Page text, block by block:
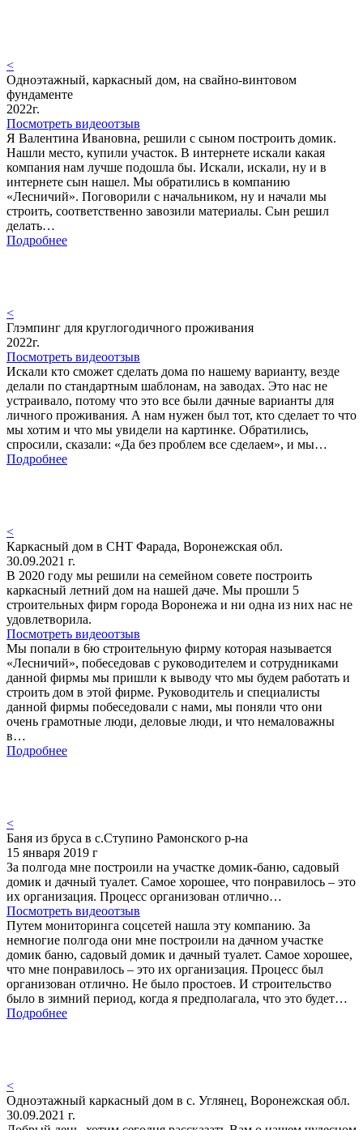
<
Одноэтажный, каркасный дом, на свайно-винтовом
фундаменте
2022г.
Посмотреть видеоотзыв
Я Валентина Ивановна, решили с сыном построить домик.
Нашли место, купили участок. В интернете искали какая
компания нам лучше подошла бы. Искали, искали, ну и в
интернете сын нашел. Мы обратились в компанию
«Лесничий». Поговорили с начальником, ну и начали мы
строить, соответственно завозили материалы. Сын решил
делать…
Подробнее
<
Глэмпинг для круглогодичного проживания
2022г.
Посмотреть видеоотзыв
Искали кто сможет сделать дома по нашему варианту, везде
делали по стандартным шаблонам, на заводах. Это нас не
устраивало, потому что это все были дачные варианты для
личного проживания. А нам нужен был тот, кто сделает то что
мы хотим и что мы увидели на картинке. Обратились,
спросили, сказали: «Да без проблем все сделаем», и мы…
Подробнее
<
Каркасный дом в СНТ Фарада, Воронежская обл.
30.09.2021 г.
В 2020 году мы решили на семейном совете построить
каркасный летний дом на нашей даче. Мы прошли 5
строительных фирм города Воронежа и ни одна из них нас не
удовлетворила.
Посмотреть видеоотзыв
Мы попали в 6ю строительную фирму которая называется
«Лесничий», побеседовав с руководителем и сотрудниками
данной фирмы мы пришли к выводу что мы будем работать и
строить дом в этой фирме. Руководитель и специалисты
данной фирмы побеседовали с нами, мы поняли что они
очень грамотные люди, деловые люди, и что немаловажны
в…
Подробнее
<
Баня из бруса в с.Ступино Рамонского р-на
15 января 2019 г
За полгода мне построили на участке домик-баню, садовый
домик и дачный туалет. Самое хорошее, что понравилось – это
их организация. Процесс организован отлично…
Посмотреть видеоотзыв
Путем мониторинга соцсетей нашла эту компанию. За
немногие полгода они мне построили на дачном участке
домик баню, садовый домик и дачный туалет. Самое хорошее,
что мне понравилось – это их организация. Процесс был
организован отлично. Не было простоев. И строительство
было в зимний период, когда я предполагала, что это будет…
Подробнее
<
Одноэтажный каркасный дом в с. Углянец, Воронежская обл.
30.09.2021 г.